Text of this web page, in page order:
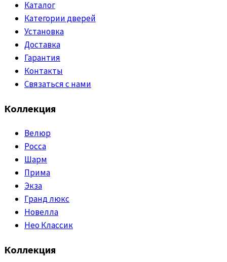
Каталог
Категории дверей
Установка
Доставка
Гарантия
Контакты
Связаться с нами
Коллекция
Велюр
Росса
Шарм
Прима
Экза
Гранд люкс
Новелла
Нео Классик
Коллекция